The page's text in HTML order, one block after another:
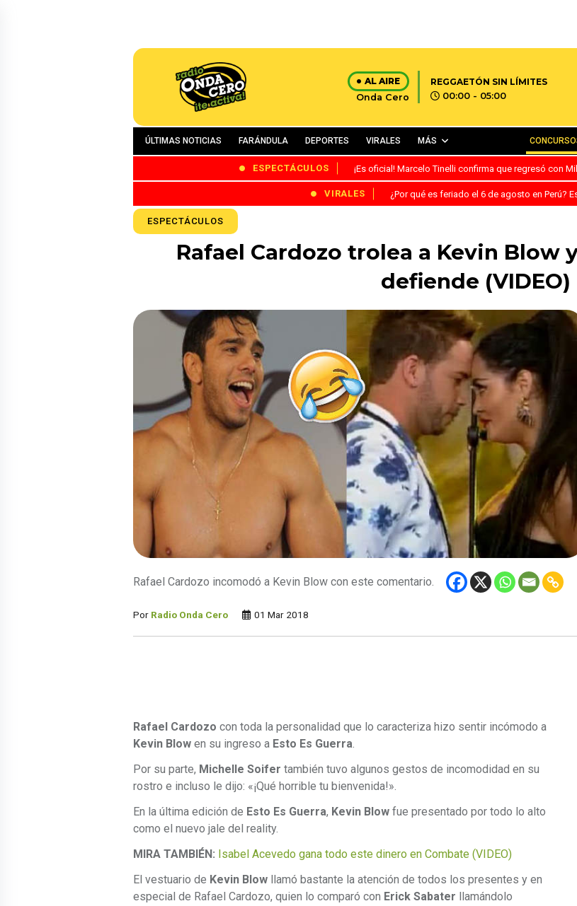
AL AIRE
Onda Cero
REGGAETÓN SIN LÍMITES
00:00 - 05:00
ÚLTIMAS NOTICIAS FARÁNDULA DEPORTES VIRALES MÁS
ESPECTÁCULOS ¡Es oficial! Marcelo Tinelli confirma que regresó con
VIRALES ¿Por qué es feriado el 6 de agosto en Perú?
ESPECTÁCULOS
Rafael Cardozo trolea a Kevin Blow
defiende (VIDEO)
Rafael Cardozo incomodó a Kevin Blow con este comentario.
Por Radio Onda Cero 01 Mar 2018
Rafael Cardozo con toda la personalidad que lo caracteriza hizo sentir incómodo a
Kevin Blow en su ingreso a Esto Es Guerra.
Por su parte, Michelle Soifer también tuvo algunos gestos de incomodidad en su
rostro e incluso le dijo: «¡Qué horrible tu bienvenida!».
En la última edición de Esto Es Guerra, Kevin Blow fue presentado por todo lo alto
como el nuevo jale del reality.
MIRA TAMBIÉN: Isabel Acevedo gana todo este dinero en Combate (VIDEO)
El vestuario de Kevin Blow llamó bastante la atención de todos los presentes y en
especial de Rafael Cardozo, quien lo comparó con Erick Sabater llamándolo